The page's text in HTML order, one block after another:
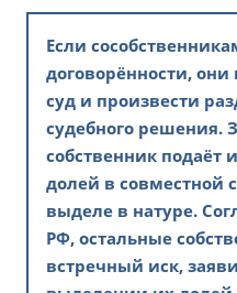
Если
договорённости, они
суд и произвести
судебного решения.
собственник подаёт
долей в совместной
выделе в натуре.
РФ, остальные
встречный иск,